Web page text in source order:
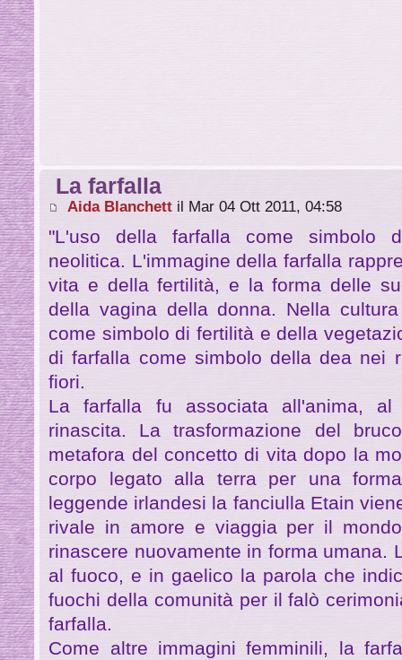
La farfalla
Aida Blanchett il Mar 04 Ott 2011, 04:58
"L'uso della farfalla come simbolo
neolitica. L'immagine della farfalla
vita e della fertilità, e la forma delle
della vagina della donna. Nella
come simbolo di fertilità e della
di farfalla come simbolo della dea nei
fiori.
La farfalla fu associata all'anima,
rinascita. La trasformazione del
metafora del concetto di vita dopo la
corpo legato alla terra per una
leggende irlandesi la fanciulla Etain
rivale in amore e viaggia per il
rinascere nuovamente in forma umana.
al fuoco, e in gaelico la parola che
fuochi della comunità per il falò
farfalla.
Come altre immagini femminili, la